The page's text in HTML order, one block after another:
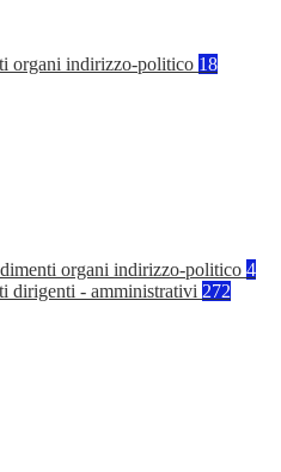
organi indirizzo-politico 18
organi indirizzo-politico 4
dirigenti - amministrativi 272